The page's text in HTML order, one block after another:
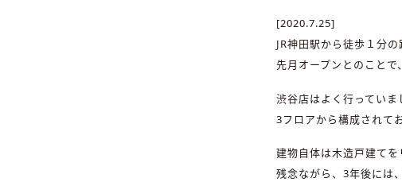
[2020.7.25]
JR神田駅から徒歩１分
先月オープンとのことで
渋谷店はよく行ってい
3フロアから構成されて
建物自体は木造戸建て
残念ながら、3年後には